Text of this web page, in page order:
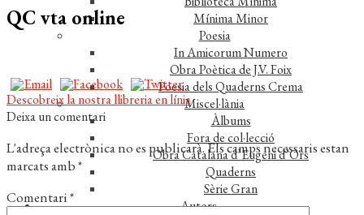
Mínima Minor
Poesia
In Amicorum Numero
Obra Poètica de J.V. Foix
Poesia dels Quaderns Crema
Miscel·lània
Àlbums
Fora de col·lecció
Obra Catalana d’Eugeni d’Ors
Quaderns
Sèrie Gran
Autors
QC vta online
Navegació
d'entrades
Entrada
anterior:
Descobreix la nostra llibreria en línia
Deixa un comentari
L'adreça electrònica no es publicarà.Els camps necessaris estan
marcats amb*
Comentari*